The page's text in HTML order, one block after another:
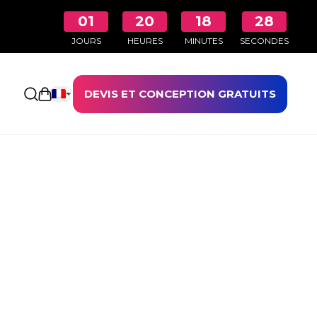
01
JOURS
20
HEURES
18
MINUTES
28
SECONDES
Ouvrir le panierDEVIS ET CONCEPTION GRATUITS